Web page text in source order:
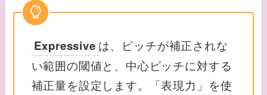
Expressive は、ピッチが補正されな
い範囲の閾値と、中心ピッチに対する
補正量を設定します。「表現力」を使